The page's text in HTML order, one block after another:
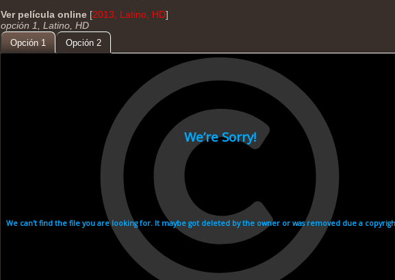
Ver película online [2013, Latino, HD]
opción 1, Latino, HD
Opción 1 Opción 2